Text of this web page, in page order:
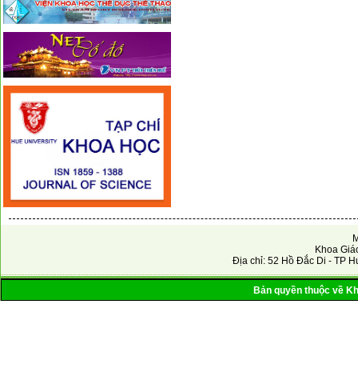
Khoa
Địa chỉ: 52 Hồ Đắc Di - TP
Bản quyền thuộc về